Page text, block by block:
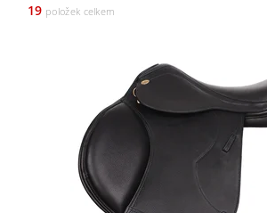
19 položek celkem